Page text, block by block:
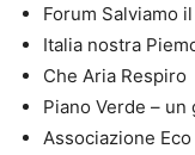
Forum Salviamo
Italia nostra
Che Aria Respiro
Piano Verde –
Associazione